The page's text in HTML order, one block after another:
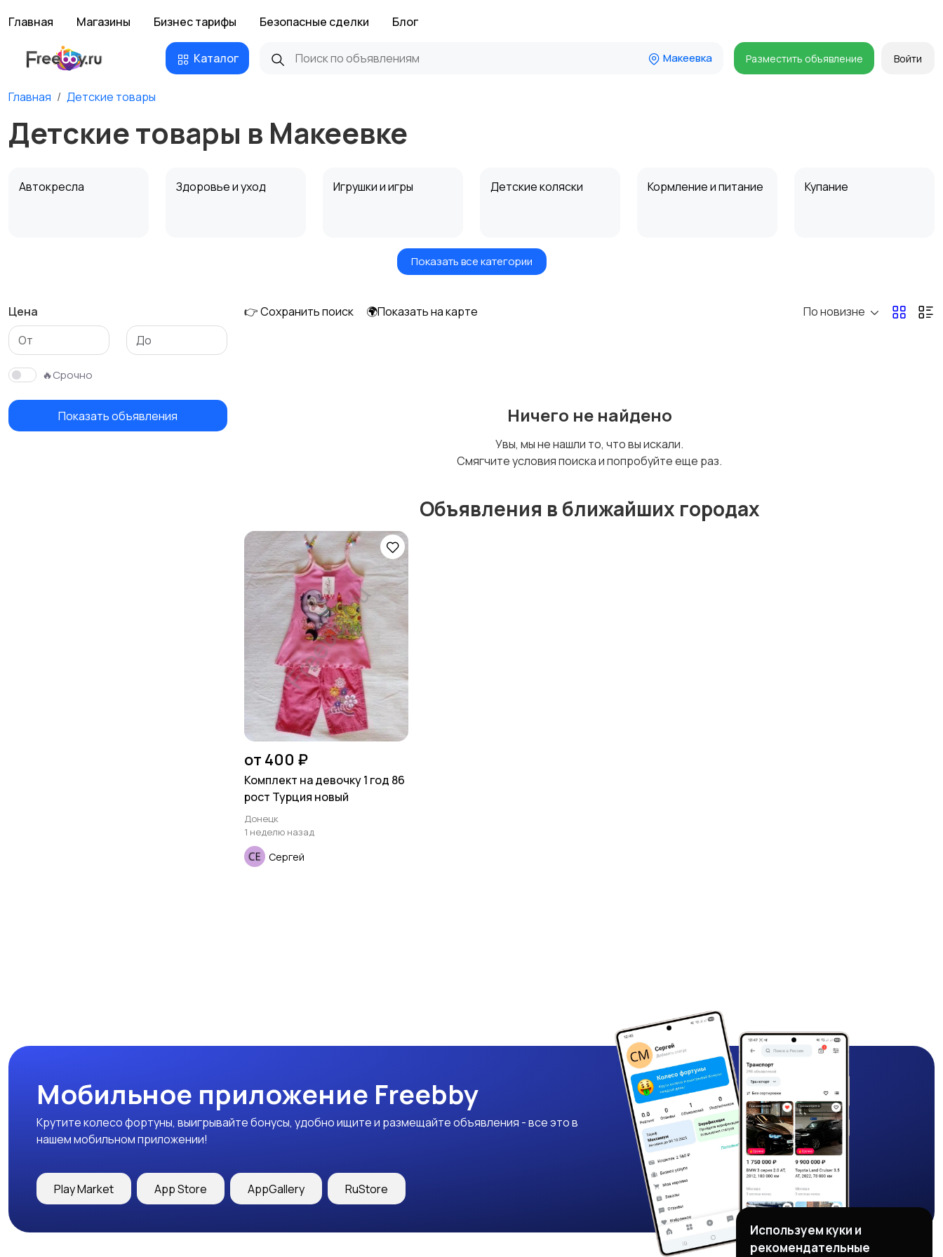
Главная Магазины Бизнес тарифы Безопасные сделки Блог
Каталог Макеевка Разместить объявление Войти
Главная Детские товары
Детские товары в Макеевке
Автокресла Здоровье и уход Игрушки и игры Детские коляски Кормление и питание Купание
Радио- и видеоняни Товары для мам
Детская одежда Детская обувь
Показать все категории
Цена
🔥Срочно
Показать объявления
👉 Сохранить поиск 🌍Показать на карте По новизне
Ничего не найдено
Увы, мы не нашли то, что вы искали.
Смягчите условия поиска и попробуйте еще раз.
Объявления в ближайших городах
от 400 ₽
Комплект на девочку 1 год 86
рост Турция новый
Донецк
1 неделю назад
Сергей
Мобильное приложение Freebby
Крутите колесо фортуны, выигрывайте бонусы, удобно ищите и размещайте объявления - все это в
нашем мобильном приложении!
Play Market App Store AppGallery RuStore
Используем куки и
рекомендательные